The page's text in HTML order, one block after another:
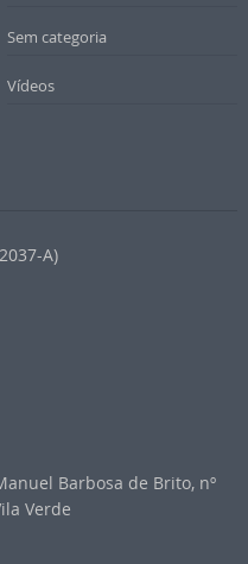
Sem categoria
Vídeos
A)
Barbosa de Brito, nº
Verde